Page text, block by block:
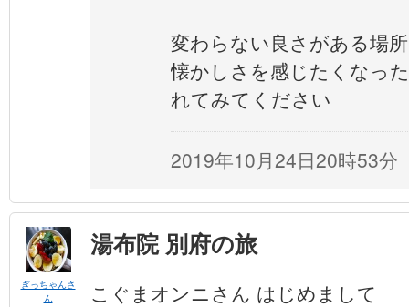
変わらない良さがある場
懐かしさを感じたくなっ
れてみてください
2019年10月24日20時53分
ぎっちゃんさ
ん
湯布院 別府の旅
こぐまオンニさん はじめまして